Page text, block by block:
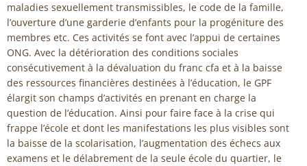
maladies sexuellement transmissibles, le code de la famille,
l’ouverture d’une garderie d’enfants pour la progéniture des
membres etc. Ces activités se font avec l’appui de certaines
ONG. Avec la détérioration des conditions sociales
consécutivement à la dévaluation du franc cfa et à la baisse
des ressources financières destinées à l’éducation, le GPF
élargit son champs d’activités en prenant en charge la
question de l’éducation. Ainsi pour faire face à la crise qui
frappe l’école et dont les manifestations les plus visibles sont
la baisse de la scolarisation, l’augmentation des échecs aux
examens et le délabrement de la seule école du quartier, le